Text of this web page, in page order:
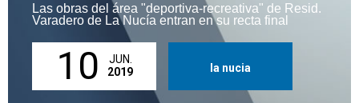
Las obras del área "deportiva-recreativa" de Resid.
Varadero de La Nucía entran en su recta final
10
JUN.
2019
la nucia